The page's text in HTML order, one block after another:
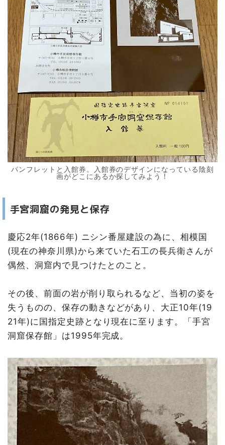
パンフレットと入館券。入館券のデザインになっている陰刻
画がどこにあるか探してみよう！
手宮洞窟の発見と保存
慶応2年(1866年) ニシン番屋建設の為に、相模国
(現在の神奈川県)から来ていた石工の長兵衛さんが
偶然、洞窟内で見つけたとのこと。
その後、前面の岩が削り取られるなど、当初の姿を
失うものの、保存の動きなどがあり、大正10年(19
21年)に国指定史跡となり現在に至ります。「手宮
洞窟保存館」は1995年完成。